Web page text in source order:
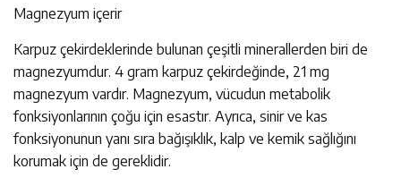
Magnezyum içerir
Karpuz çekirdeklerinde bulunan çeşitli minerallerden biri de
magnezyumdur. 4 gram karpuz çekirdeğinde, 21 mg
magnezyum vardır. Magnezyum, vücudun metabolik
fonksiyonlarının çoğu için esastır. Ayrıca, sinir ve kas
fonksiyonunun yanı sıra bağışıklık, kalp ve kemik sağlığını
korumak için de gereklidir.